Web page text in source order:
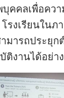
คลเพื่อควา
รงเรียนใน
ามารถประ
ติงานได้อย่า